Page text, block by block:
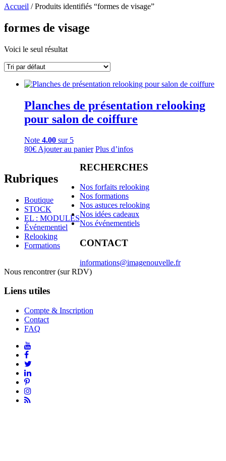
Accueil / Produits identifiés “formes de visage”
formes de visage
Voici le seul résultat
Planches de présentation relooking
pour salon de coiffure
Note 4.00 sur 5
80€Ajouter au panier Plus d’infos
Rubriques
Boutique
STOCK
EL : MODULES
Événementiel
Relooking
Formations
RECHERCHES
Nos forfaits relooking
Nos formations
Nos astuces relooking
Nos idées cadeaux
Nos événementiels
CONTACT
informations@imagenouvelle.fr
Nous rencontrer (sur RDV)
Liens utiles
Compte & Inscription
Contact
FAQ